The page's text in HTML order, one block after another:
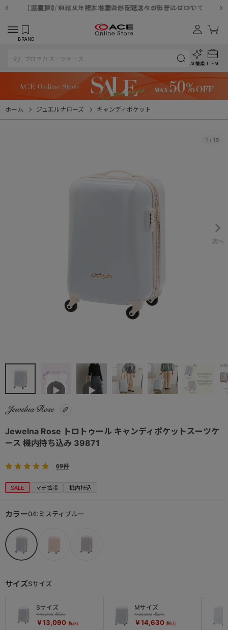
【重要】システムエラーによる出荷遅延につきまして
【重要】8/11（火・祝）休業及び配送スケジュールについて
【重要】令和８年熊本地震に伴う配送への影響について
【重要】納品書・領収書ペーパーレス化（電子化）のお知らせ
【重要】天候不良や交通状況・物量増等に伴う配送への影響について
【重要】悪質な詐欺サイトにご注意ください
【重要】各種メールが届かない場合に関しまして
【重要】お問い合わせのご対応に関しまして
【重要】SNSのなりすまし詐欺にご注意ください
BRAND
AI検索 ITEM
ホーム ジュエルナローズ キャンディポケット
1 / 19
Jewelna Rose トロトゥール キャンディポケットスーツケ
ース 機内持ち込み 39871
69件
SALE マチ拡張 機内持込
サイズSサイズ
Sサイズ
￥18,700
￥13,090
Mサイズ
￥20,900
￥14,630
カラー04:ミスティブルー